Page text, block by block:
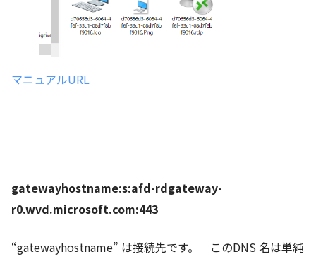
マニュアルURL
gatewayhostname:s:afd-rdgateway-
r0.wvd.microsoft.com:443
“gatewayhostname” は接続先です。 このDNS 名は単純